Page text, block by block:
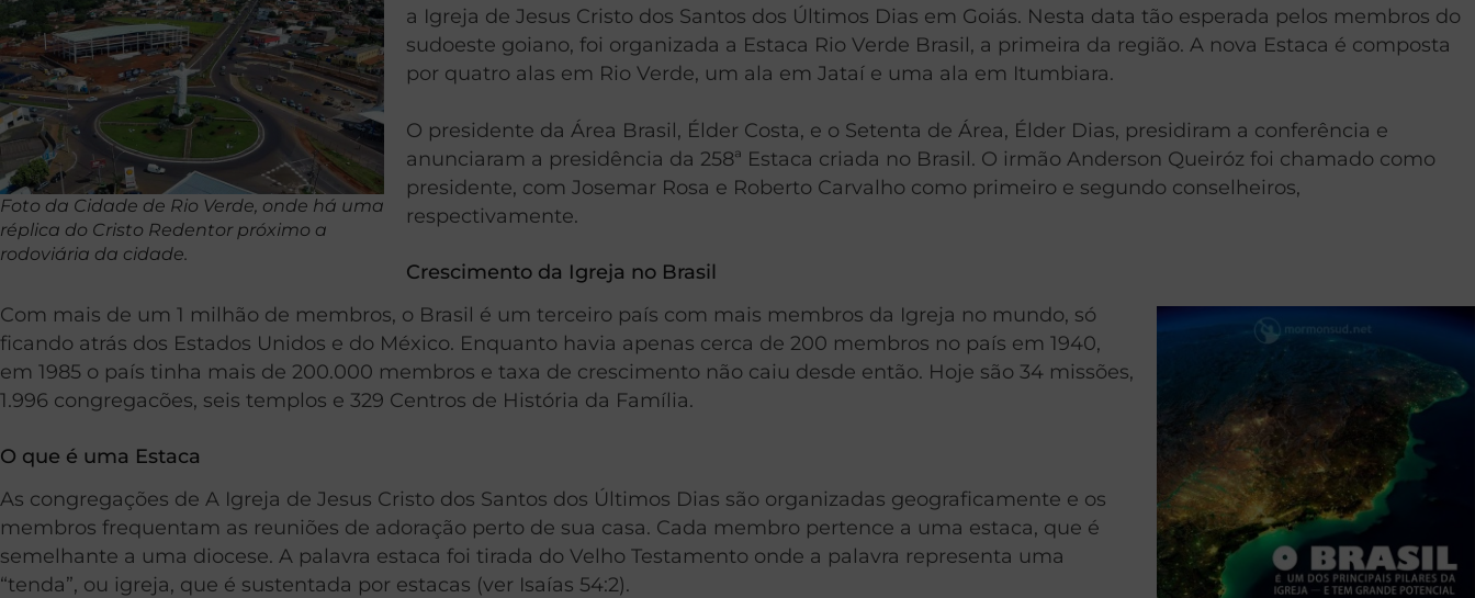
Foto da Cidade de Rio Verde, onde há uma
réplica do Cristo Redentor próximo a
rodoviária da cidade.
a Igreja de Jesus Cristo dos Santos dos Últimos Dias em Goiás. Nesta data tão esperada pelos membros do
sudoeste goiano, foi organizada a Estaca Rio Verde Brasil, a primeira da região. A nova Estaca é composta
por quatro alas em Rio Verde, um ala em Jataí e uma ala em Itumbiara.
O presidente da Área Brasil, Élder Costa, e o Setenta de Área, Élder Dias, presidiram a conferência e
anunciaram a presidência da 258ª Estaca criada no Brasil. O irmão Anderson Queiróz foi chamado como
presidente, com Josemar Rosa e Roberto Carvalho como primeiro e segundo conselheiros,
respectivamente.
Crescimento da Igreja no Brasil
Com mais de um 1 milhão de membros, o Brasil é um terceiro país com mais membros da Igreja no mundo, só
ficando atrás dos Estados Unidos e do México. Enquanto havia apenas cerca de 200 membros no país em 1940,
em 1985 o país tinha mais de 200.000 membros e taxa de crescimento não caiu desde então. Hoje são 34 missões,
1.996 congregacões, seis templos e 329 Centros de História da Família.
O que é uma Estaca
As congregações de A Igreja de Jesus Cristo dos Santos dos Últimos Dias são organizadas geograficamente e os
membros frequentam as reuniões de adoração perto de sua casa. Cada membro pertence a uma estaca, que é
semelhante a uma diocese. A palavra estaca foi tirada do Velho Testamento onde a palavra representa uma
“tenda”, ou igreja, que é sustentada por estacas (ver Isaías 54:2).